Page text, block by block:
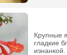
Крупные
гладкие